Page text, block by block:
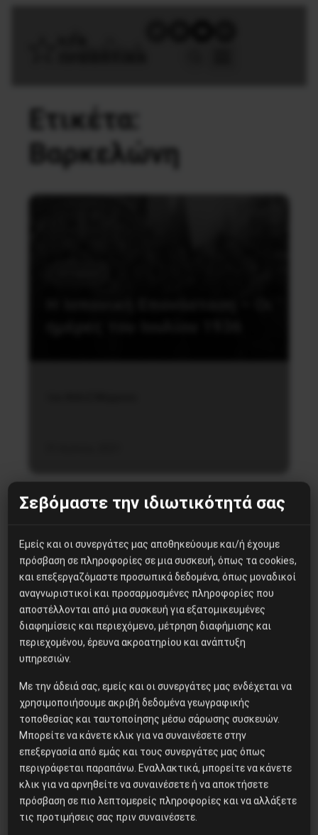
Ετικέτα:
Βαρκελώνη
Δημοφιλή Άρθρα
Βλαντίμιρ Τριανταφίλοφ: ο
Ελληνοπόντιος στρατιωτικός
εγκέφαλος του Κόκκινου
Η Eπανάσταση της 19 Ιουλίου
1936 στην Iσπανία
Χωρίς Νεολαία δεν υπάρχει
Αλβανία
Σεβόμαστε την ιδιωτικότητά σας
Εμείς και οι συνεργάτες μας αποθηκεύουμε και/ή έχουμε
πρόσβαση σε πληροφορίες σε μια συσκευή, όπως τα cookies,
και επεξεργαζόμαστε προσωπικά δεδομένα, όπως μοναδικοί
αναγνωριστικοί και προσαρμοσμένες πληροφορίες που
αποστέλλονται από μια συσκευή για εξατομικευμένες
διαφημίσεις και περιεχόμενο, μέτρηση διαφήμισης και
περιεχομένου, έρευνα ακροατηρίου και ανάπτυξη
υπηρεσιών.
Με την άδειά σας, εμείς και οι συνεργάτες μας ενδέχεται να
χρησιμοποιήσουμε ακριβή δεδομένα γεωγραφικής
τοποθεσίας και ταυτοποίησης μέσω σάρωσης συσκευών.
Μπορείτε να κάνετε κλικ για να συναινέσετε στην
επεξεργασία από εμάς και τους συνεργάτες μας όπως
περιγράφεται παραπάνω. Εναλλακτικά, μπορείτε να κάνετε
κλικ για να αρνηθείτε να συναινέσετε ή να αποκτήσετε
πρόσβαση σε πιο λεπτομερείς πληροφορίες και να αλλάξετε
τις προτιμήσεις σας πριν συναινέσετε.